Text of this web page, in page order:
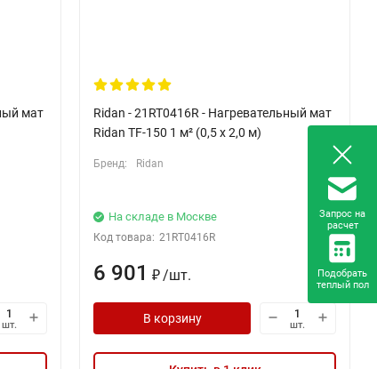
мат
шт.
Ridan - 21RT0416R - Нагревательный мат
Ridan TF-150 1 м² (0,5 х 2,0 м)
Бренд: Ridan
На складе в Москве
Код товара: 21RT0416R
6 901 ₽ /шт.
В корзину шт.
Запрос на
расчет
Подобрать
теплый пол